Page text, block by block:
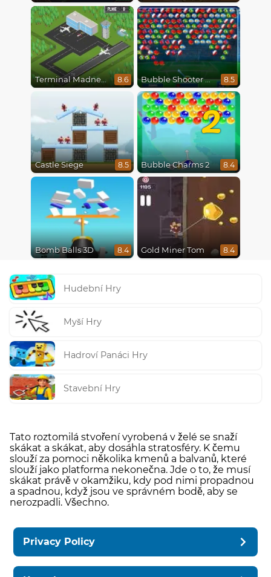
Terminal Madness 8.6 Bubble Shooter World Cup 8.5
Castle Siege 8.5
2
Bubble Charms 2 8.4
Bomb Balls 3D 8.4 Gold Miner Tom 8.4
Hudební Hry
Myší Hry
Hadroví Panáci Hry
Stavební Hry
Tato roztomilá stvoření vyrobená v želé se snaží
skákat a skákat, aby dosáhla stratosféry. K čemu
slouží za pomoci několika kmenů a balvanů, které
slouží jako platforma nekonečna. Jde o to, že musí
skákat právě v okamžiku, kdy pod nimi propadnou
a spadnou, když jsou ve správném bodě, aby se
nerozpadli. Všechno.
Privacy Policy